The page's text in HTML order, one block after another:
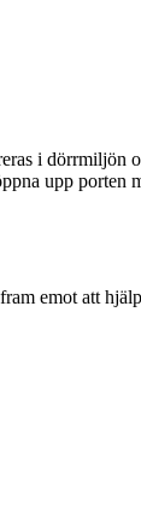
i dörrmiljön
upp porten
emot att